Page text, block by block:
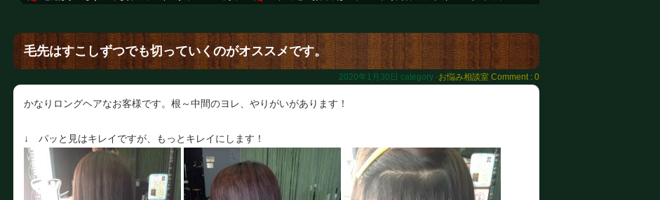
毛先はすこしずつでも切っていくのがオススメです。
2020年1月30日 category -お悩み相談室 Comment : 0
かなりロングヘアなお客様です。根～中間のヨレ、やりがいがあります！
↓ パッと見はキレイですが、もっとキレイにします！